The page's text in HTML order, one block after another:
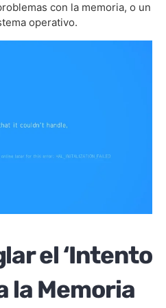
con la memoria, o un
operativo.
el ‘Intento
la Memoria